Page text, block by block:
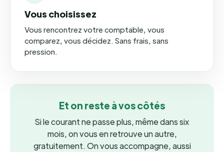
Vous choisissez
Vous rencontrez votre comptable, vous
comparez, vous décidez. Sans frais, sans
pression.
Et on reste à vos côtés
Si le courant ne passe plus, même dans six
mois, on vous en retrouve un autre,
gratuitement. On vous accompagne, aussi